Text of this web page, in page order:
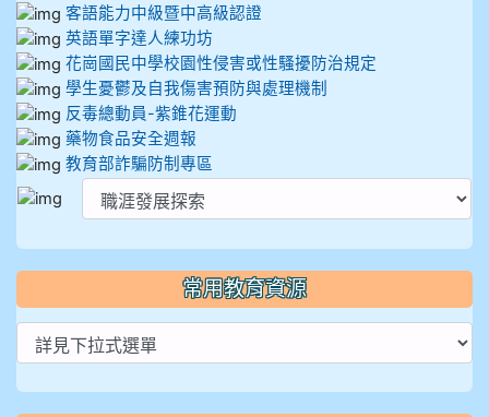
客語能力中級暨中高級認證
英語單字達人練功坊
花崗國民中學校園性侵害或性騷擾防治規定
學生憂鬱及自我傷害預防與處理機制
反毒總動員-紫錐花運動
藥物食品安全週報
教育部詐騙防制專區
常用教育資源